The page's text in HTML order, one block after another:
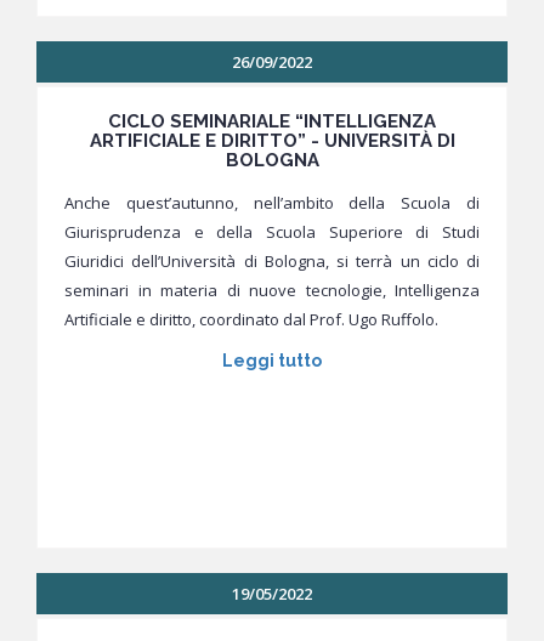
26/09/2022
CICLO SEMINARIALE “INTELLIGENZA
ARTIFICIALE E DIRITTO” - UNIVERSITÀ DI
BOLOGNA
Anche quest’autunno, nell’ambito della Scuola di
Giurisprudenza e della Scuola Superiore di Studi
Giuridici dell’Università di Bologna, si terrà un ciclo di
seminari in materia di nuove tecnologie, Intelligenza
Artificiale e diritto, coordinato dal Prof. Ugo Ruffolo.
Leggi tutto
19/05/2022